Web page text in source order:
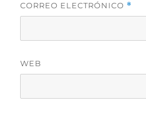
CORREO ELECTRÓNICO *
WEB